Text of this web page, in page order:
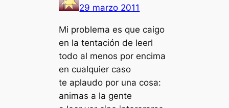
29 marzo 2011
Mi problema es que caigo
en la tentación de leerl
todo al menos por encima
en cualquier caso
te aplaudo por una cosa:
animas a la gente